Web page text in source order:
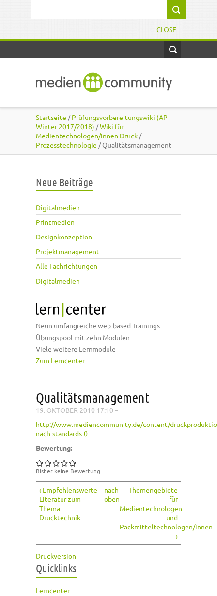
CLOSE
Startseite /Prüfungsvorbereitungswiki (AP
Winter 2017/2018) /Wiki für
Medientechnologen/innen Druck /
Prozesstechnologie / Qualitätsmanagement
Neue Beiträge
Digitalmedien
Printmedien
Designkonzeption
Projektmanagement
Alle Fachrichtungen
Digitalmedien
Neun umfangreiche web-based Trainings
Übungspool mit zehn Modulen
Viele weitere Lernmodule
Zum Lerncenter
Qualitätsmanagement
19. OKTOBER 2010 17:10 –
http://www.mediencommunity.de/content/
nach-standards-0
Bewertung:
Bisher keine Bewertung
‹ Empfehlenswerte
Literatur zum
Thema
Drucktechnik
nach
oben
Themengebiete
für
Medientechnologen
und
Packmitteltechnologen/innen
›
Druckversion
Quicklinks
Lerncenter